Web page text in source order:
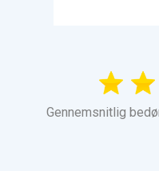
Gennemsnitlig